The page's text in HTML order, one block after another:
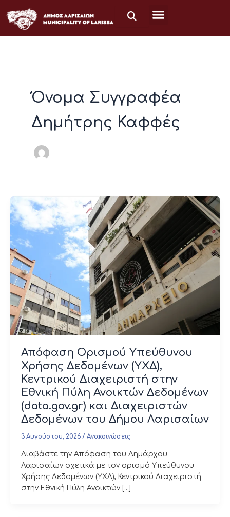
στο
περιεχόμενο
Όνομα Συγγραφέα
Δημήτρης Καφφές
Απόφαση Ορισμού Υπεύθυνου
Χρήσης Δεδομένων (ΥΧΔ),
Κεντρικού Διαχειριστή στην
Εθνική Πύλη Ανοικτών Δεδομένων
(data.gov.gr) και Διαχειριστών
Δεδομένων του Δήμου Λαρισαίων
3 Αυγούστου, 2026 / Ανακοινώσεις
Διαβάστε την Απόφαση του Δημάρχου
Λαρισαίων σχετικά με τον ορισμό Υπεύθυνου
Χρήσης Δεδομένων (ΥΧΔ), Κεντρικού Διαχειριστή
στην Εθνική Πύλη Ανοικτών […]